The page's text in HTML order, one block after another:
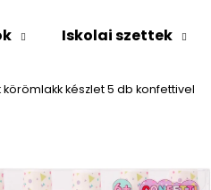
Iskolai szettek
készlet 5 db konfettivel
keres?
KERESÉS